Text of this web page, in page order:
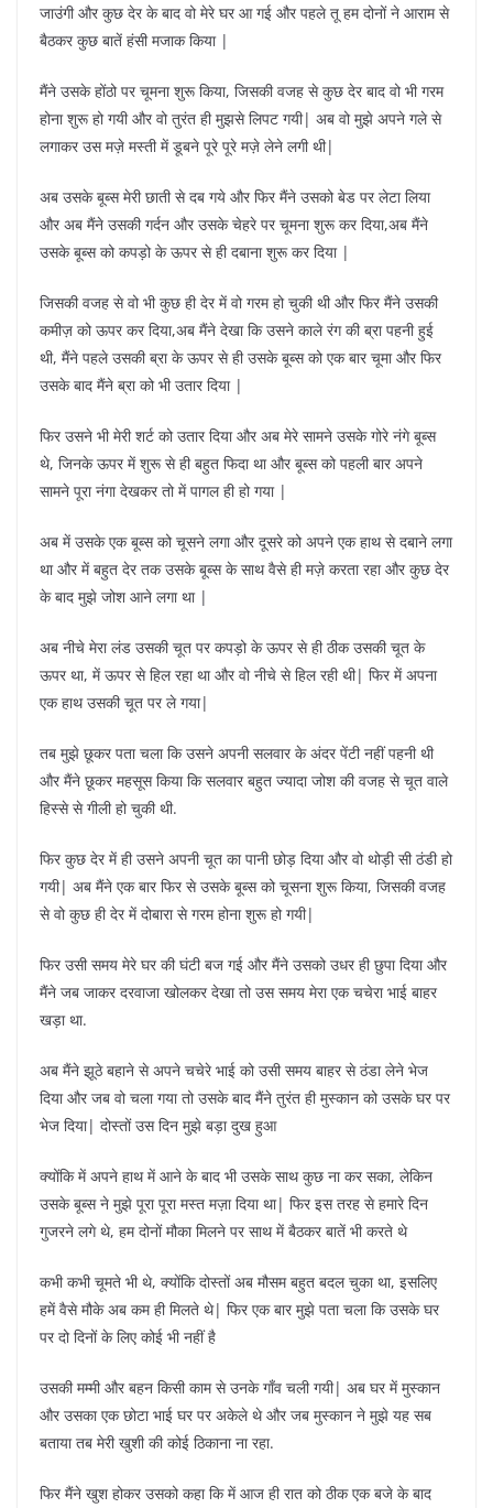
जाउंगी और कुछ देर के बाद वो मेरे घर आ गई और पहले तू हम दोनों ने आराम से
बैठकर कुछ बातें हंसी मजाक किया |
मैंने उसके होंठो पर चूमना शुरू किया, जिसकी वजह से कुछ देर बाद वो भी गरम
होना शुरू हो गयी और वो तुरंत ही मुझसे लिपट गयी| अब वो मुझे अपने गले से
लगाकर उस मज़े मस्ती में डूबने पूरे पूरे मज़े लेने लगी थी|
अब उसके बूब्स मेरी छाती से दब गये और फिर मैंने उसको बेड पर लेटा लिया
और अब मैंने उसकी गर्दन और उसके चेहरे पर चूमना शुरू कर दिया,अब मैंने
उसके बूब्स को कपड़ो के ऊपर से ही दबाना शुरू कर दिया |
जिसकी वजह से वो भी कुछ ही देर में वो गरम हो चुकी थी और फिर मैंने उसकी
कमीज़ को ऊपर कर दिया,अब मैंने देखा कि उसने काले रंग की ब्रा पहनी हुई
थी, मैंने पहले उसकी ब्रा के ऊपर से ही उसके बूब्स को एक बार चूमा और फिर
उसके बाद मैंने ब्रा को भी उतार दिया |
फिर उसने भी मेरी शर्ट को उतार दिया और अब मेरे सामने उसके गोरे नंगे बूब्स
थे, जिनके ऊपर में शुरू से ही बहुत फिदा था और बूब्स को पहली बार अपने
सामने पूरा नंगा देखकर तो में पागल ही हो गया |
अब में उसके एक बूब्स को चूसने लगा और दूसरे को अपने एक हाथ से दबाने लगा
था और में बहुत देर तक उसके बूब्स के साथ वैसे ही मज़े करता रहा और कुछ देर
के बाद मुझे जोश आने लगा था |
अब नीचे मेरा लंड उसकी चूत पर कपड़ो के ऊपर से ही ठीक उसकी चूत के
ऊपर था, में ऊपर से हिल रहा था और वो नीचे से हिल रही थी| फिर में अपना
एक हाथ उसकी चूत पर ले गया|
तब मुझे छूकर पता चला कि उसने अपनी सलवार के अंदर पेंटी नहीं पहनी थी
और मैंने छूकर महसूस किया कि सलवार बहुत ज्यादा जोश की वजह से चूत वाले
हिस्से से गीली हो चुकी थी.
फिर कुछ देर में ही उसने अपनी चूत का पानी छोड़ दिया और वो थोड़ी सी ठंडी हो
गयी| अब मैंने एक बार फिर से उसके बूब्स को चूसना शुरू किया, जिसकी वजह
से वो कुछ ही देर में दोबारा से गरम होना शुरू हो गयी|
फिर उसी समय मेरे घर की घंटी बज गई और मैंने उसको उधर ही छुपा दिया और
मैंने जब जाकर दरवाजा खोलकर देखा तो उस समय मेरा एक चचेरा भाई बाहर
खड़ा था.
अब मैंने झूठे बहाने से अपने चचेरे भाई को उसी समय बाहर से ठंडा लेने भेज
दिया और जब वो चला गया तो उसके बाद मैंने तुरंत ही मुस्कान को उसके घर पर
भेज दिया| दोस्तों उस दिन मुझे बड़ा दुख हुआ
क्योंकि में अपने हाथ में आने के बाद भी उसके साथ कुछ ना कर सका, लेकिन
उसके बूब्स ने मुझे पूरा पूरा मस्त मज़ा दिया था| फिर इस तरह से हमारे दिन
गुजरने लगे थे, हम दोनों मौका मिलने पर साथ में बैठकर बातें भी करते थे
कभी कभी चूमते भी थे, क्योंकि दोस्तों अब मौसम बहुत बदल चुका था, इसलिए
हमें वैसे मौके अब कम ही मिलते थे| फिर एक बार मुझे पता चला कि उसके घर
पर दो दिनों के लिए कोई भी नहीं है
उसकी मम्मी और बहन किसी काम से उनके गाँव चली गयी| अब घर में मुस्कान
और उसका एक छोटा भाई घर पर अकेले थे और जब मुस्कान ने मुझे यह सब
बताया तब मेरी खुशी की कोई ठिकाना ना रहा.
फिर मैंने खुश होकर उसको कहा कि में आज ही रात को ठीक एक बजे के बाद